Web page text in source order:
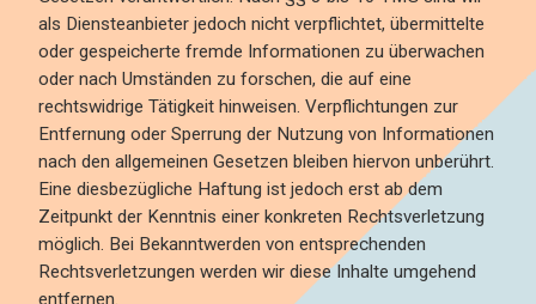
als Diensteanbieter jedoch nicht verpflichtet, übermittelte
oder gespeicherte fremde Informationen zu überwachen
oder nach Umständen zu forschen, die auf eine
rechtswidrige Tätigkeit hinweisen. Verpflichtungen zur
Entfernung oder Sperrung der Nutzung von Informationen
nach den allgemeinen Gesetzen bleiben hiervon unberührt.
Eine diesbezügliche Haftung ist jedoch erst ab dem
Zeitpunkt der Kenntnis einer konkreten Rechtsverletzung
möglich. Bei Bekanntwerden von entsprechenden
Rechtsverletzungen werden wir diese Inhalte umgehend
entfernen.